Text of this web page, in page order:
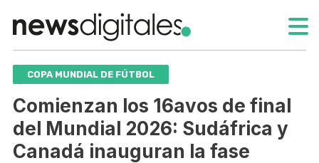
COPA MUNDIAL DE FÚTBOL
Comienzan los 16avos de final
del Mundial 2026: Sudáfrica y
Canadá inauguran la fase